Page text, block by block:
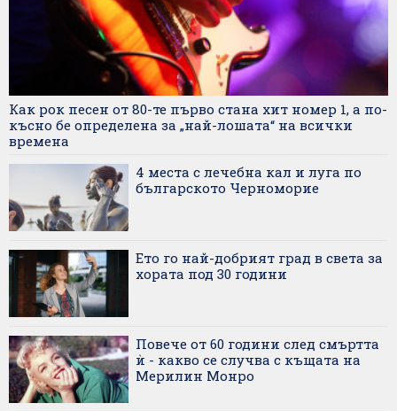
Как рок песен от 80-те първо стана хит номер 1, а по-
късно бе определена за „най-лошата“ на всички
времена
4 места с лечебна кал и луга по
българското Черноморие
Ето го най-добрият град в света за
хората под 30 години
Повече от 60 години след смъртта
ѝ - какво се случва с къщата на
Мерилин Монро